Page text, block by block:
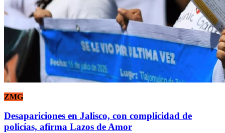
ZMG
Desapariciones en Jalisco, con complicidad de
policías, afirma Lazos de Amor